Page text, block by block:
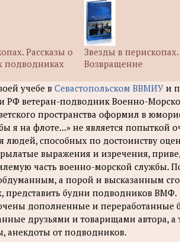
Рассказы о
подводниках
Звезды в перископах.
Возвращение
учебе в Севастопольском ВВМИУ и
ветеран-подводник Военно-
пространства оформил в
я на флоте...» не является попыткой
людей, способных по достоинству
выражения и изречения,
часть военно-морской службы.
а порой и высказанным
представить будни подводников ВМФ.
дополненные и переработанные
друзьями и товарищами автора,
анекдоты от подводников.